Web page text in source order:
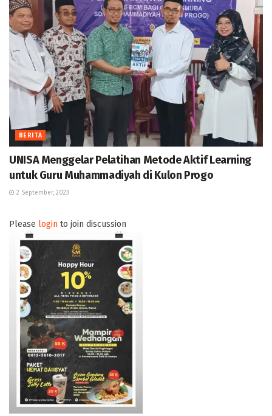
BERITA
UNISA Menggelar Pelatihan Metode Aktif Learning
untuk Guru Muhammadiyah di Kulon Progo
2 September, 2023
Please login to join discussion